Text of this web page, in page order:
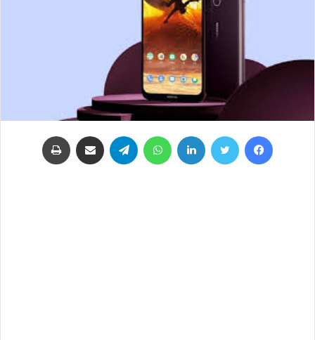
فيسبوك تويتر لينكدإن واتساب تيلقرام مشاركة عبر البريد